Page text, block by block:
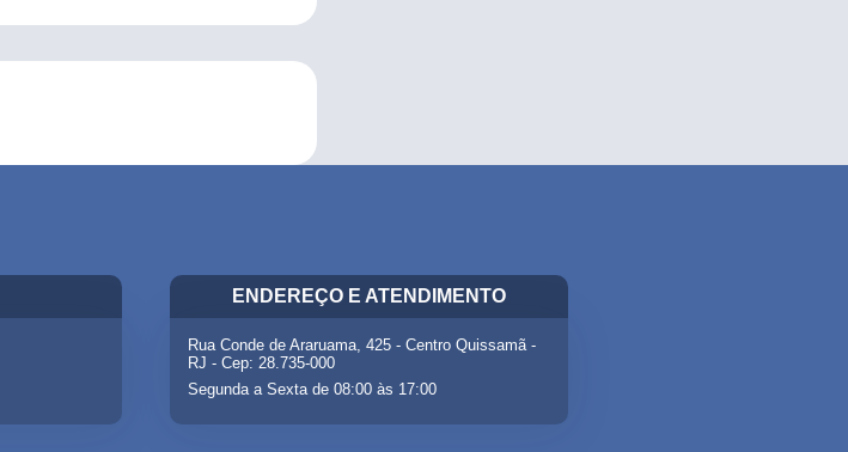
ENDEREÇO E ATENDIMENTO
Rua Conde de Araruama, 425 - Centro Quissamã -
RJ - Cep: 28.735-000
Segunda a Sexta de 08:00 às 17:00